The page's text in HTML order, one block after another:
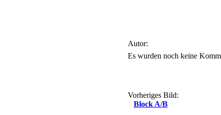
Autor:
Es wurden noch keine
Vorheriges Bild:
Block A/B